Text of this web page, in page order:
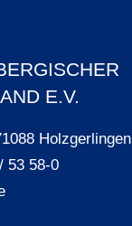
E.V.
Holzgerlingen
53 58-0